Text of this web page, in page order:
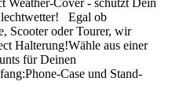
Weather-Cover - schützt Dein
Egal ob
Scooter oder Tourer, wir
Halterung!Wähle aus einer
für Deinen
Case und Stand-